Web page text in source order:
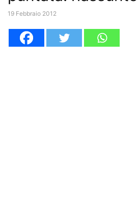
19 Febbraio 2012